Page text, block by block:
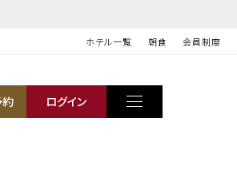
ホテル一覧 朝食 会員制度
約 ログイン